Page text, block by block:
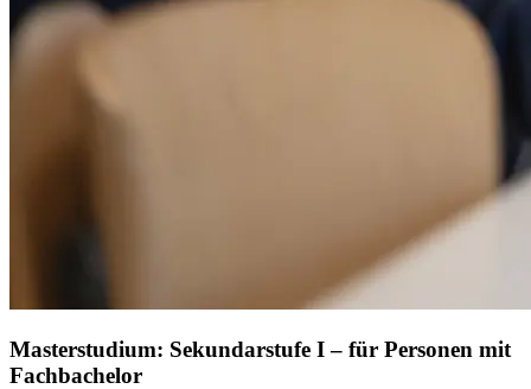
Masterstudium: Sekundarstufe I – für Personen mit
Fachbachelor